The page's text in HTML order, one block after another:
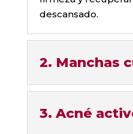
descansado.
2. Manchas
3. Acné